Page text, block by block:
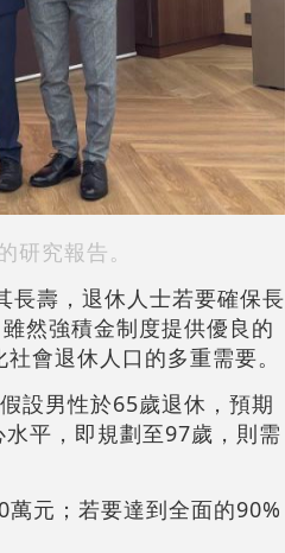
究報告。
長壽，退休人士若要確保長
然強積金制度提供優良的
會退休人口的多重需要。
設男性於65歲退休，預期
平，即規劃至97歲，則需
元；若要達到全面的90%